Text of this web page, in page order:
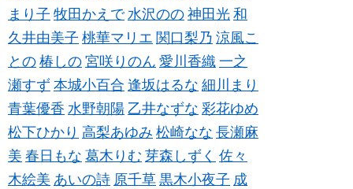
まり子 牧田かえで 水沢のの 神田光 和
久井由美子 桃華マリエ 関口梨乃 涼風こ
との 椿しの 宮咲りのん 愛川香織 一之
瀬すず 本城小百合 逢坂はるな 細川まり
青葉優香 水野朝陽 乙井なずな 彩花ゆめ
松下ひかり 高梨あゆみ 松崎なな 長瀬麻
美 春日もな 葛木りむ 芽森しずく 佐々
木絵美 あいの詩 原千草 黒木小夜子 成